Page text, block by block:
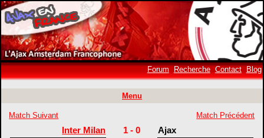
Forum Recherche Contact Blog
Menu
Match Suivant Match Précédent
Inter Milan 1 - 0 Ajax